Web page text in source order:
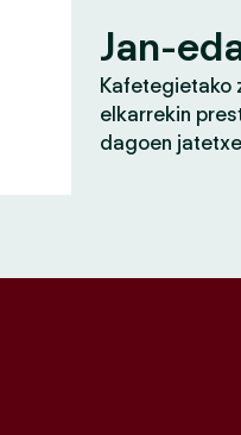
Jan-
Kafetegietako
elkarrekin
dagoen